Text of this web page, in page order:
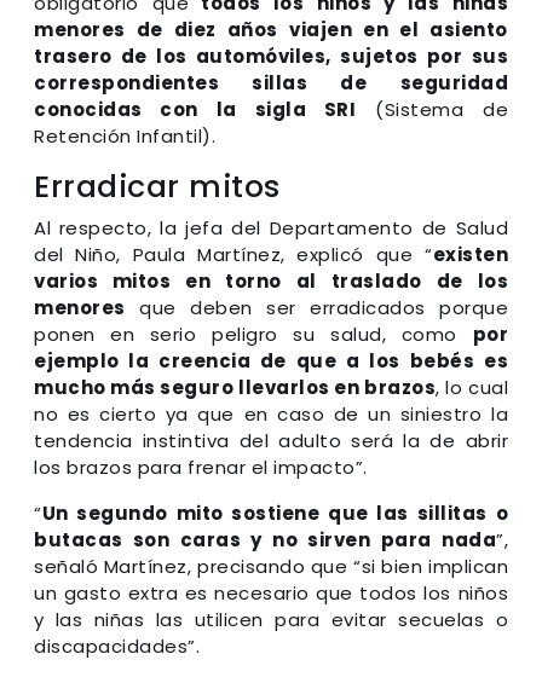
menores de diez años viajen en el asiento
trasero de los automóviles, sujetos por sus
correspondientes sillas de seguridad
conocidas con la sigla SRI (Sistema de
Retención Infantil).
Erradicar mitos
Al respecto, la jefa del Departamento de Salud
del Niño, Paula Martínez, explicó que “existen
varios mitos en torno al traslado de los
menores que deben ser erradicados porque
ponen en serio peligro su salud, como por
ejemplo la creencia de que a los bebés es
mucho más seguro llevarlos en brazos, lo cual
no es cierto ya que en caso de un siniestro la
tendencia instintiva del adulto será la de abrir
los brazos para frenar el impacto”.
“Un segundo mito sostiene que las sillitas o
butacas son caras y no sirven para nada”,
señaló Martínez, precisando que “si bien implican
un gasto extra es necesario que todos los niños
y las niñas las utilicen para evitar secuelas o
discapacidades”.